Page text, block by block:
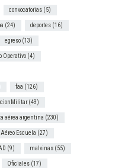
convocatorias (5)
(24) deportes (16)
egreso (13)
Operativo (4)
faa (126)
(43)
aérea argentina (230)
Aéreo Escuela (27)
(9) malvinas (55)
Oficiales (17)